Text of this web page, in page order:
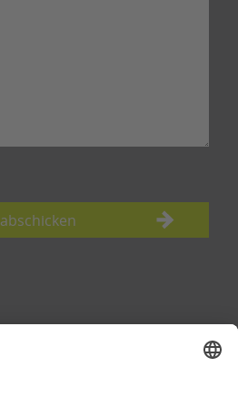
abschicken